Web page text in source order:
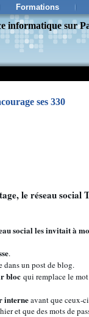
Formations
informatique sur
ses 330
le réseau social
social les invitait à
.
dans un post de blog.
bloc qui remplace le
interneavant que ceux-
et que des mots de